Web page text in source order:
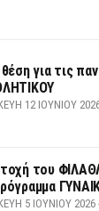
για τις
12 ΙΟΥΝΊΟΥ
του
5 ΙΟΥΝΊΟΥ 2026